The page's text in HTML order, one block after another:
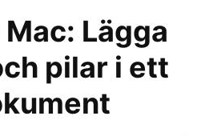
Lägga
pilar i ett